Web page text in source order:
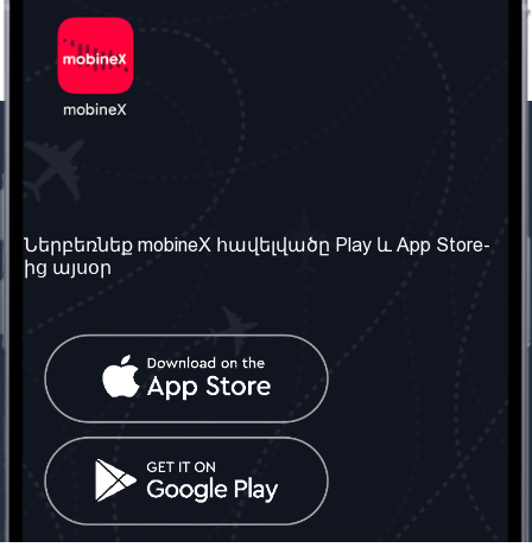
Մեր մասին
Մեր ծառայությունները
Պայմաններ և դրույթներ
Հաճախ տրվող հարցեր
Կապ մեզ հետ
Միացյալ
Թագավորություն: Մենք
գործընկեր ենք
փնտրում
Հայաստանում
Տարածել
սոցիալական
ցանցում
Ներբեռնեք mobineX հավելվածը Play և App Store-
ից այսօր